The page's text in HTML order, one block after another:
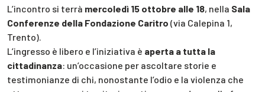
L’incontro si terrà mercoledì 15 ottobre alle 18, nella Sala
Conferenze della Fondazione Caritro (via Calepina 1,
Trento).
L’ingresso è libero e l’iniziativa è aperta a tutta la
cittadinanza: un’occasione per ascoltare storie e
testimonianze di chi, nonostante l’odio e la violenza che